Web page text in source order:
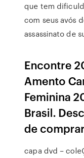
que tem
com seus avós
assassinato de
Encontre
Amento
Feminina
Brasil.
de
capa dvd –